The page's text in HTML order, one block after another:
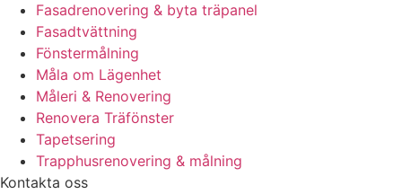
Fasadrenovering & byta träpanel
Fasadtvättning
Fönstermålning
Måla om Lägenhet
Måleri & Renovering
Renovera Träfönster
Tapetsering
Trapphusrenovering & målning
Kontakta oss